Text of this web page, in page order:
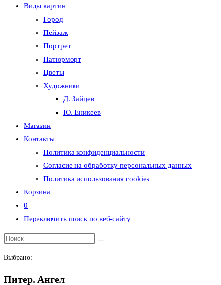
Виды картин
Город
Пейзаж
Портрет
Натюрморт
Цветы
Художники
Д. Зайцев
Ю. Еникеев
Магазин
Контакты
Политика конфиденциальности
Согласие на обработку персональных данных
Политика использования cookies
Корзина
0
Переключить поиск по веб-сайту
Выбрано:
Питер. Ангел